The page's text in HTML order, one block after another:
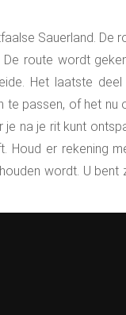
Sauerland. De
route wordt
Het laatste
te passen, of het
na je rit kunt
Houd er rekening
wordt. U